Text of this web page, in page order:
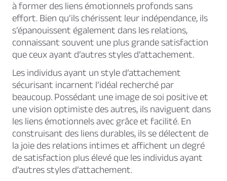
à former des liens émotionnels profonds sans
effort. Bien qu’ils chérissent leur indépendance, ils
s’épanouissent également dans les relations,
connaissant souvent une plus grande satisfaction
que ceux ayant d’autres styles d’attachement.
Les individus ayant un style d’attachement
sécurisant incarnent l’idéal recherché par
beaucoup. Possédant une image de soi positive et
une vision optimiste des autres, ils naviguent dans
les liens émotionnels avec grâce et facilité. En
construisant des liens durables, ils se délectent de
la joie des relations intimes et affichent un degré
de satisfaction plus élevé que les individus ayant
d’autres styles d’attachement.